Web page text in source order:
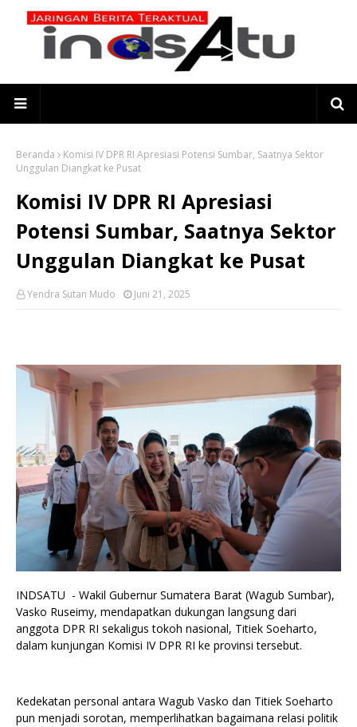
Beranda
Komisi IV DPR RI Apresiasi Potensi Sumbar, Saatnya Sektor
Unggulan Diangkat ke Pusat
Komisi IV DPR RI Apresiasi
Potensi Sumbar, Saatnya Sektor
Unggulan Diangkat ke Pusat
Yendra Sutan Mudo Juni 21, 2025
INDSATU - Wakil Gubernur Sumatera Barat (Wagub Sumbar),
Vasko Ruseimy, mendapatkan dukungan langsung dari
anggota DPR RI sekaligus tokoh nasional, Titiek Soeharto,
dalam kunjungan Komisi IV DPR RI ke provinsi tersebut.
Kedekatan personal antara Wagub Vasko dan Titiek Soeharto
pun menjadi sorotan, memperlihatkan bagaimana relasi politik